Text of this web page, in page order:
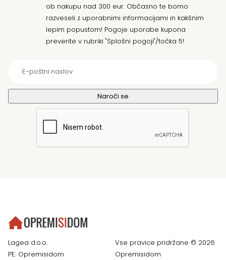
ob nakupu nad 300 eur. Občasno te bomo
razveseli z uporabnimi informacijami in kakšnim
lepim popustom! Pogoje uporabe kupona
preverite v rubriki "Splošni pogoji"/točka 5!
Lagea d.o.o.
PE: Opremisidom
Vse pravice pridržane © 2026
Opremisidom